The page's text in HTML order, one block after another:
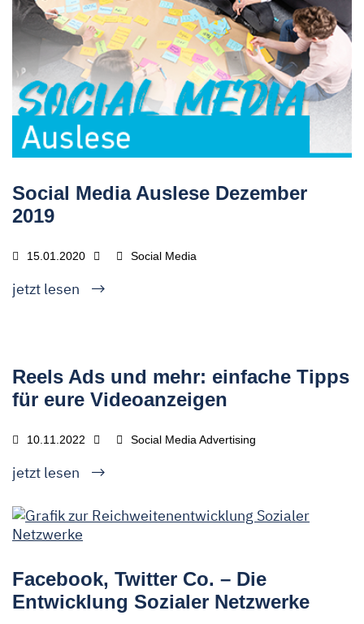
Social Media Auslese Dezember
2019
15.01.2020 Social Media
jetzt lesen
Reels Ads und mehr: einfache Tipps
für eure Videoanzeigen
10.11.2022 Social Media Advertising
jetzt lesen
Facebook, Twitter Co. – Die
Entwicklung Sozialer Netzwerke